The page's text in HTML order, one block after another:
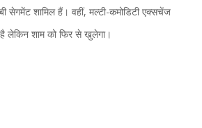
सेगमेंट शामिल हैं। वहीं, मल्टी-कमोडिटी एक्सचेंज
लेकिन शाम को फिर से खुलेगा।